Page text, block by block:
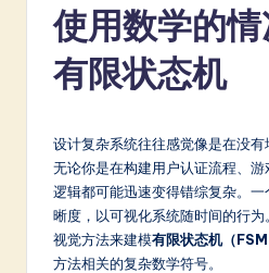
S
m
p
fi
使用数学的
有限状态机
设计复杂系统往往感觉像是在没有
无论你是在构建用户认证流程、游
逻辑都可能迅速变得错综复杂。一
晰度，以可视化系统随时间的行
视觉方法来建模有限状态机（FSM
方法相关的复杂数学符号。